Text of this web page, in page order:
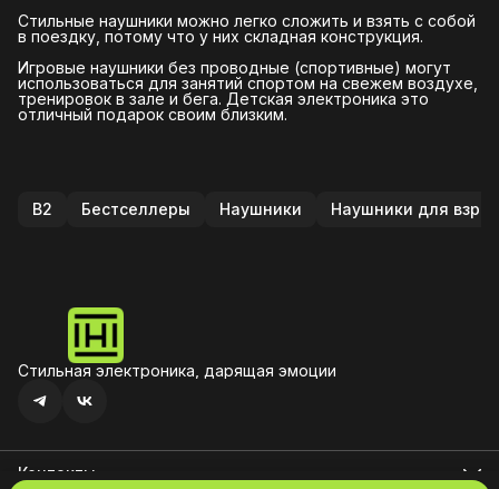
Стильные наушники можно легко сложить и взять с собой
в поездку, потому что у них складная конструкция.
Игровые наушники без проводные (спортивные) могут
использоваться для занятий спортом на свежем воздухе,
тренировок в зале и бега. Детская электроника это
отличный подарок своим близким.
B2 Бестселлеры Наушники Наушники для
Стильная электроника, дарящая эмоции
Контакты